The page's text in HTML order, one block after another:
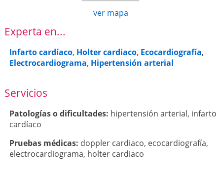
ver mapa
Experta en...
Infarto cardíaco, Holter cardiaco, Ecocardiografía,
Electrocardiograma, Hipertensión arterial
Servicios
Patologí­as o dificultades: hipertensión arterial, infarto
cardíaco
Pruebas médicas: doppler cardiaco, ecocardiografía,
electrocardiograma, holter cardiaco